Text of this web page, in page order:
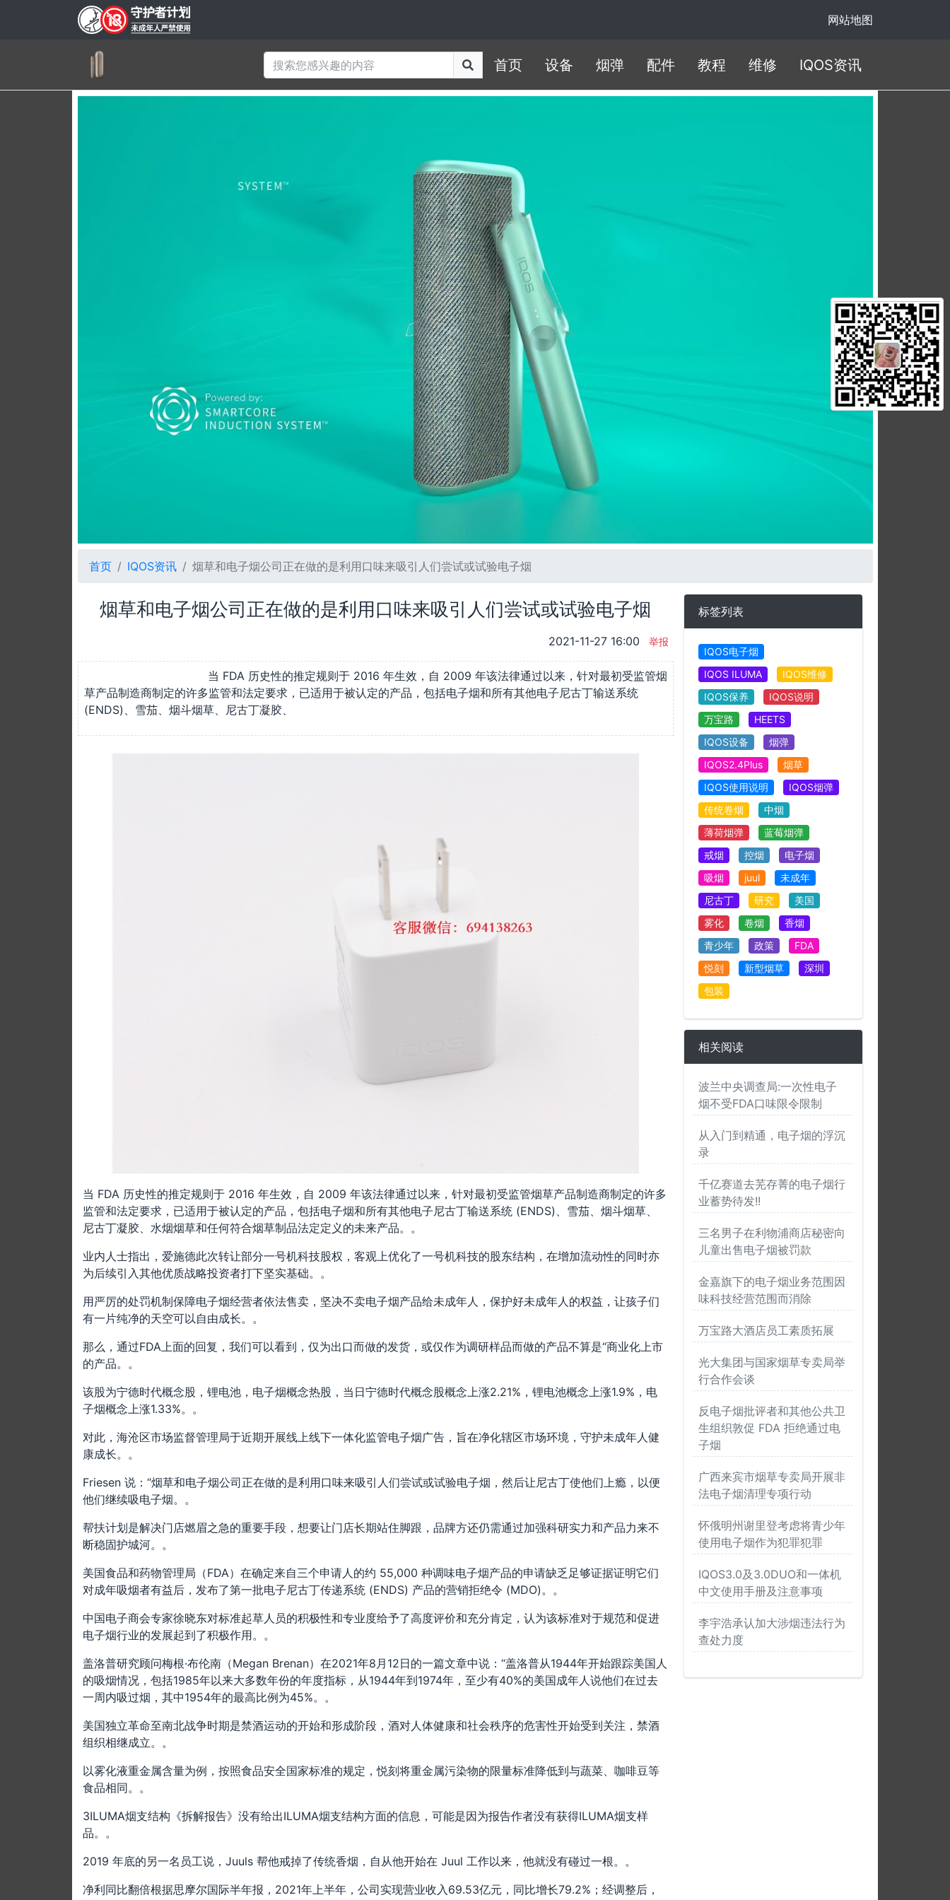
网站地图
首页 设备 烟弹 配件 教程 维修 IQOS资讯
首页 IQOS资讯 烟草和电子烟公司正在做的是利用口味来吸引人们尝试或试验电子烟
烟草和电子烟公司正在做的是利用口味来吸引人们尝试或试验电子烟
2021-11-27 16:00 举报
当 FDA 历史性的推定规则于 2016 年生效，自 2009 年该法律通过以来，针对最初受监管烟
草产品制造商制定的许多监管和法定要求，已适用于被认定的产品，包括电子烟和所有其他电子尼古丁输送系统
(ENDS)、雪茄、烟斗烟草、尼古丁凝胶、
当 FDA 历史性的推定规则于 2016 年生效，自 2009 年该法律通过以来，针对最初受监管烟草产品制造商制定的许多
监管和法定要求，已适用于被认定的产品，包括电子烟和所有其他电子尼古丁输送系统 (ENDS)、雪茄、烟斗烟草、
尼古丁凝胶、水烟烟草和任何符合烟草制品法定定义的未来产品。。
业内人士指出，爱施德此次转让部分一号机科技股权，客观上优化了一号机科技的股东结构，在增加流动性的同时亦
为后续引入其他优质战略投资者打下坚实基础。。
用严厉的处罚机制保障电子烟经营者依法售卖，坚决不卖电子烟产品给未成年人，保护好未成年人的权益，让孩子们
有一片纯净的天空可以自由成长。。
那么，通过FDA上面的回复，我们可以看到，仅为出口而做的发货，或仅作为调研样品而做的产品不算是“商业化上市
的产品。。
该股为宁德时代概念股，锂电池，电子烟概念热股，当日宁德时代概念股概念上涨2.21%，锂电池概念上涨1.9%，电
子烟概念上涨1.33%。。
对此，海沧区市场监督管理局于近期开展线上线下一体化监管电子烟广告，旨在净化辖区市场环境，守护未成年人健
康成长。。
Friesen 说：“烟草和电子烟公司正在做的是利用口味来吸引人们尝试或试验电子烟，然后让尼古丁使他们上瘾，以便
他们继续吸电子烟。。
帮扶计划是解决门店燃眉之急的重要手段，想要让门店长期站住脚跟，品牌方还仍需通过加强科研实力和产品力来不
断稳固护城河。。
美国食品和药物管理局（FDA）在确定来自三个申请人的约 55,000 种调味电子烟产品的申请缺乏足够证据证明它们
对成年吸烟者有益后，发布了第一批电子尼古丁传递系统 (ENDS) 产品的营销拒绝令 (MDO)。。
中国电子商会专家徐晓东对标准起草人员的积极性和专业度给予了高度评价和充分肯定，认为该标准对于规范和促进
电子烟行业的发展起到了积极作用。。
盖洛普研究顾问梅根·布伦南（Megan Brenan）在2021年8月12日的一篇文章中说：“盖洛普从1944年开始跟踪美国人
的吸烟情况，包括1985年以来大多数年份的年度指标，从1944年到1974年，至少有40%的美国成年人说他们在过去
一周内吸过烟，其中1954年的最高比例为45%。。
美国独立革命至南北战争时期是禁酒运动的开始和形成阶段，酒对人体健康和社会秩序的危害性开始受到关注，禁酒
组织相继成立。。
以雾化液重金属含量为例，按照食品安全国家标准的规定，悦刻将重金属污染物的限量标准降低到与蔬菜、咖啡豆等
食品相同。。
3ILUMA烟支结构《拆解报告》没有给出ILUMA烟支结构方面的信息，可能是因为报告作者没有获得ILUMA烟支样
品。。
2019 年底的另一名员工说，Juuls 帮他戒掉了传统香烟，自从他开始在 Juul 工作以来，他就没有碰过一根。。
净利同比翻倍根据思摩尔国际半年报，2021年上半年，公司实现营业收入69.53亿元，同比增长79.2%；经调整后，
标签列表
IQOS电子烟
IQOS ILUMA
IQOS维修
IQOS保养
IQOS说明
万宝路
HEETS
IQOS设备
烟弹
IQOS2.4Plus
烟草
IQOS使用说明
IQOS烟弹
传统卷烟
中烟
薄荷烟弹
蓝莓烟弹
戒烟
控烟
电子烟
吸烟
juul
未成年
尼古丁
研究
美国
雾化
卷烟
香烟
青少年
政策
FDA
悦刻
新型烟草
深圳
包装
相关阅读
波兰中央调查局:一次性电子
烟不受FDA口味限令限制
从入门到精通，电子烟的浮沉
录
千亿赛道去芜存菁的电子烟行
业蓄势待发!!
三名男子在利物浦商店秘密向
儿童出售电子烟被罚款
金嘉旗下的电子烟业务范围因
味科技经营范围而消除
万宝路大酒店员工素质拓展
光大集团与国家烟草专卖局举
行合作会谈
反电子烟批评者和其他公共卫
生组织敦促 FDA 拒绝通过电
子烟
广西来宾市烟草专卖局开展非
法电子烟清理专项行动
怀俄明州谢里登考虑将青少年
使用电子烟作为犯罪犯罪
IQOS3.0及3.0DUO和一体机
中文使用手册及注意事项
李宇浩承认加大涉烟违法行为
查处力度